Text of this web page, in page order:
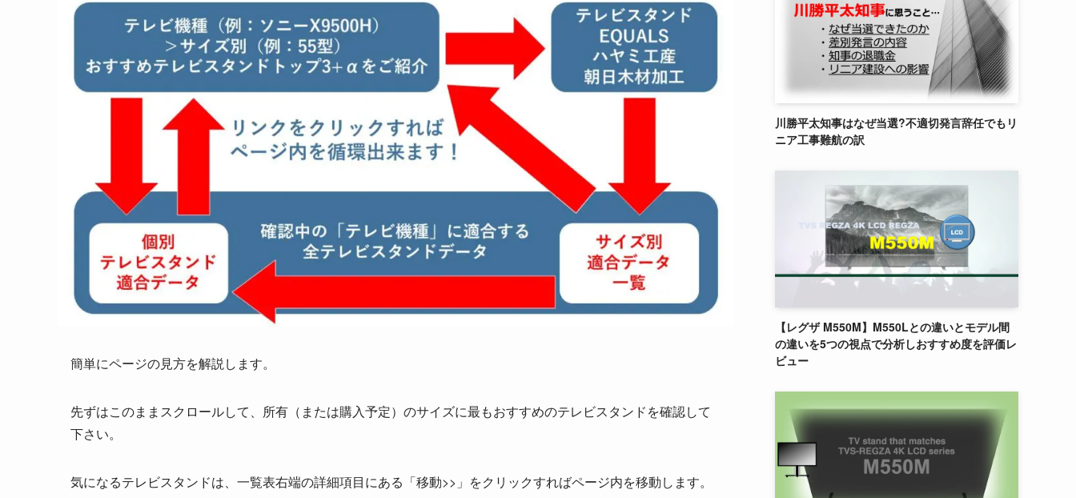
簡単にページの見方を解説します。
先ずはこのままスクロールして、所有（または購入予定）のサイズに最もおすすめのテレビスタンドを確認して
下さい。
気になるテレビスタンドは、一覧表右端の詳細項目にある 「移動>> 」をクリックすればページ内を移動します。
川勝平太知事はなぜ当選?不適切発言辞任でもリ
ニア工事難航の訳
【レグザ M550M】M550Lとの違いとモデル間
の違いを5つの視点で分析しおすすめ度を評価レ
ビュー